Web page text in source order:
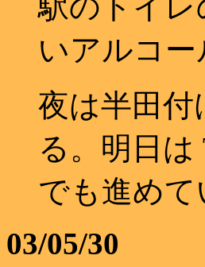
いアルコ
夜は半田付
る。明日は
でも進めて
03/05/30